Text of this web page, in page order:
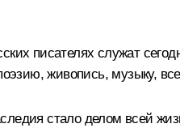
писателях служат
живопись, музыку,
стало делом всей